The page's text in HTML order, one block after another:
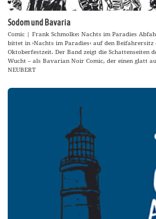
Sodom und Bavaria
Comic | Frank Schmolke: Nachts im Paradies
bittet in ›Nachts im Paradies‹ auf den
Oktoberfestzeit. Der Band zeigt die Schattenseiten
Wucht – als Bavarian Noir Comic, der einen glatt
NEUBERT